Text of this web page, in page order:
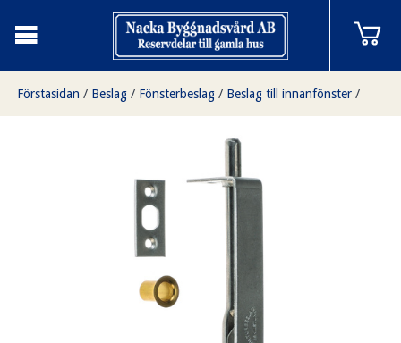
Förstasidan / Beslag / Fönsterbeslag / Beslag till innanfönster /